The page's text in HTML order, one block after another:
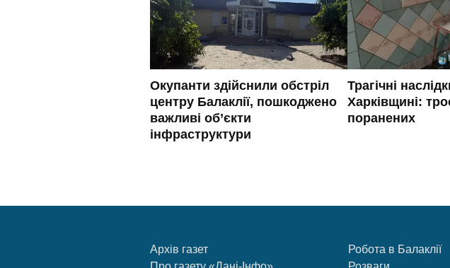
Окупанти здійснили обстріл
центру Балаклії, пошкоджено
важливі об’єкти
інфраструктури
Трагічні
Харківщині:
поранених
Архів газет
Робота в Балаклії